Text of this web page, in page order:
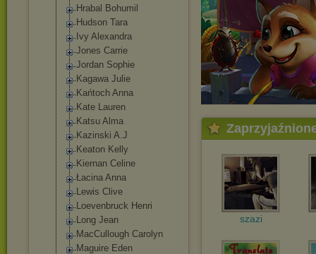
Hrabal Bohumil
Hudson Tara
Ivy Alexandra
Jones Carrie
Jordan Sophie
Kagawa Julie
Kańtoch Anna
Kate Lauren
Katsu Alma
Kazinski A.J
Keaton Kelly
Kiernan Celine
Łacina Anna
Lewis Clive
Loevenbruck Henri
Long Jean
MacCullough Carolyn
Maguire Eden
szazi